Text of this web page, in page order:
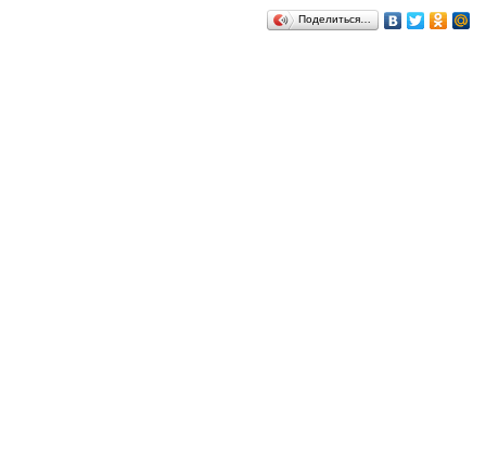
Поделиться…